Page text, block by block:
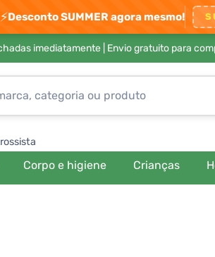
⚡Desconto SUMMER agora mesmo!
imediatamente | Envio gratuito para
Corpo e higiene Crianças